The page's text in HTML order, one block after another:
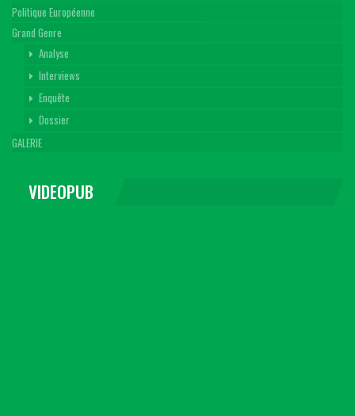
Politique Européenne
Grand Genre
Analyse
Interviews
Enquête
Dossier
GALERIE
VIDEOPUB